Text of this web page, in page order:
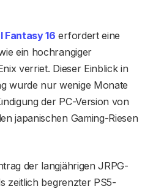
Fantasy 16 erfordert eine
ein hochrangiger
verriet. Dieser Einblick in
wurde nur wenige Monate
der PC-Version von
japanischen Gaming-Riesen
der langjährigen JRPG-
zeitlich begrenzter PS5-